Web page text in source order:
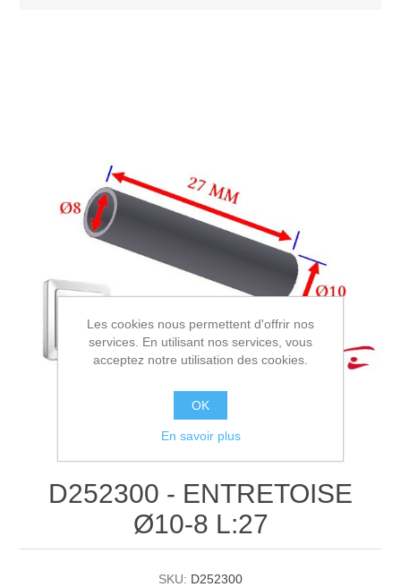
D252300 - ENTRETOISE
Ø10-8 L:27
SKU: D252300
Les cookies nous permettent d'offrir nos
services. En utilisant nos services, vous
acceptez notre utilisation des cookies.
OK
En savoir plus